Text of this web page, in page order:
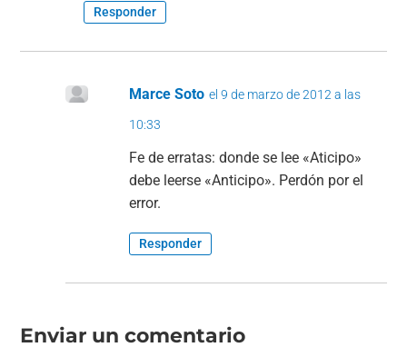
Responder
Marce Soto el 9 de marzo de 2012 a las
10:33
Fe de erratas: donde se lee «Aticipo»
debe leerse «Anticipo». Perdón por el
error.
Responder
Enviar un comentario